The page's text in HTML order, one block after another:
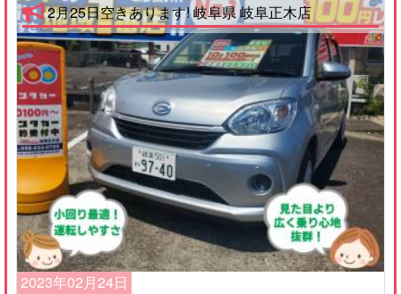
2月25日空きあります! 岐阜県 岐阜正木店
2023年02月24日